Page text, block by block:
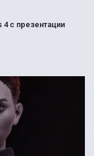
с презентации